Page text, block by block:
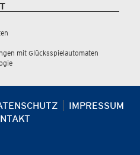
mit Glücksspielautomaten
IMPRESSUM